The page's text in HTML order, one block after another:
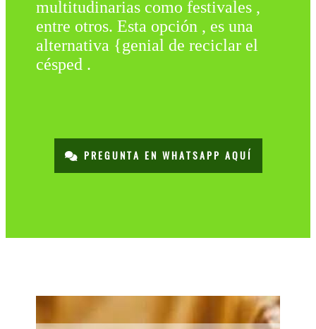
multitudinarias como festivales ,
entre otros. Esta opción , es una
alternativa {genial de reciclar el
césped .
PREGUNTA EN WHATSAPP AQUÍ